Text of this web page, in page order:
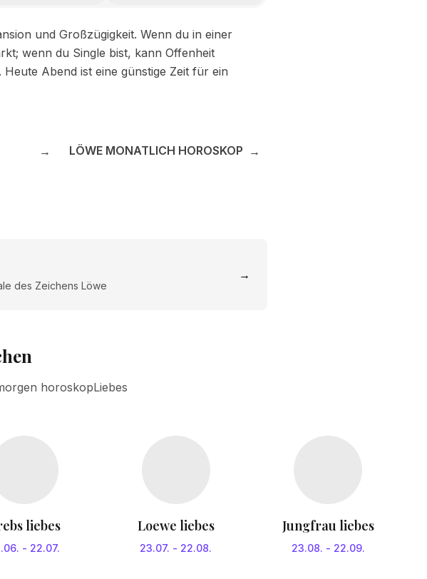
und Großzügigkeit. Wenn du in einer
wenn du Single bist, kann Offenheit
Abend ist eine günstige Zeit für ein
→ LÖWE MONATLICH HOROSKOP →
des Zeichens Löwe
→
horoskopLiebes
liebes
- 22.07.
Loewe liebes
23.07. - 22.08.
Jungfrau liebes
23.08. - 22.09.